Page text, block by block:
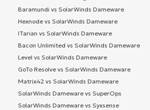
Baramundi vs SolarWinds Dameware
Hexnode vs SolarWinds Dameware
ITarian vs SolarWinds Dameware
Bacon Unlimited vs SolarWinds Dameware
Level vs SolarWinds Dameware
GoTo Resolve vs SolarWinds Dameware
Matrix42 vs SolarWinds Dameware
SolarWinds Dameware vs SuperOps
SolarWinds Dameware vs Syxsense